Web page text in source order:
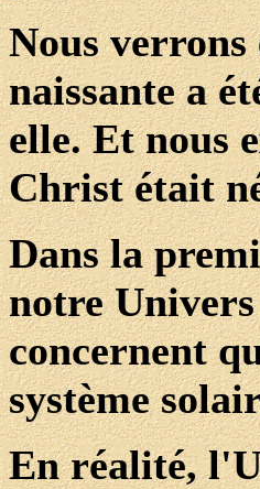
Nous
naissante a
elle. Et nous
Christ était
Dans la
notre Univers
concernent
système
En réalité,